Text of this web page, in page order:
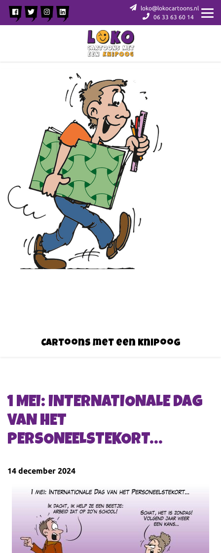
loko@lokocartoons.nl
06 33 63 60 14
Cartoons met een knipoog
1 MEI: INTERNATIONALE DAG
VAN HET
PERSONEELSTEKORT…
14 december 2024